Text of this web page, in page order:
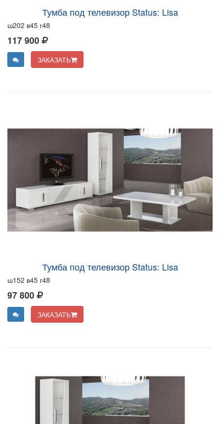
Тумба под телевизор Status: Lisa
ш202 в45 г48
117 900
ЗАКАЗАТЬ
Тумба под телевизор Status: Lisa
ш152 в45 г48
97 800
ЗАКАЗАТЬ